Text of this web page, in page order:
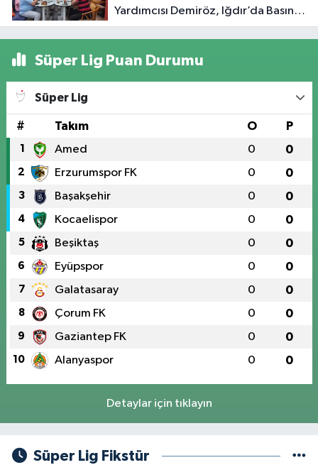
Yardımcısı Demiröz, Iğdır’da Basın
Mensuplarıyla Buluştu
Süper Lig Puan Durumu
Süper Lig
# Takım O P
1 Amed 0 0
2 Erzurumspor FK 0 0
3 Başakşehir 0 0
4 Kocaelispor 0 0
5 Beşiktaş 0 0
6 Eyüpspor 0 0
7 Galatasaray 0 0
8 Çorum FK 0 0
9 Gaziantep FK 0 0
10 Alanyaspor 0 0
Detaylar için tıklayın
Süper Lig Fikstür